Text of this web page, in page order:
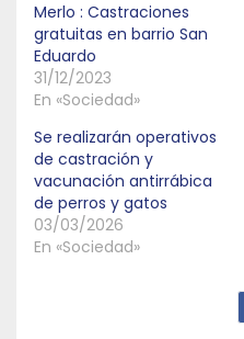
Merlo : Castraciones
gratuitas en barrio San
Eduardo
31/12/2023
En «Sociedad»
Se realizarán operativos
de castración y
vacunación antirrábica
de perros y gatos
03/03/2026
En «Sociedad»